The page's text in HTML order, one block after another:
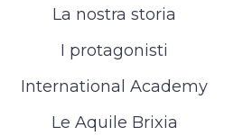
La nostra storia
I protagonisti
International Academy
Le Aquile Brixia